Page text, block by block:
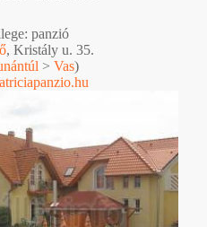
panzió
, Kristály u. 35.
> Vas)